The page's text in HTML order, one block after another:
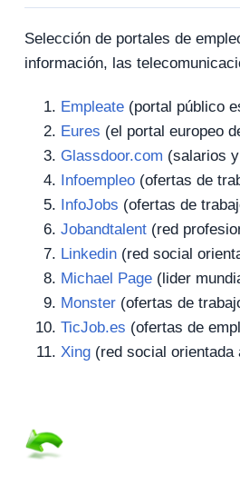
Selección de portales de
información, las
Empleate (portal público
Eures (el portal europeo
Glassdoor.com (salarios
Infoempleo (ofertas de
InfoJobs (ofertas de
Jobandtalent (red
Linkedin (red social
Michael Page (lider
Monster (ofertas de
TicJob.es (ofertas de
Xing (red social